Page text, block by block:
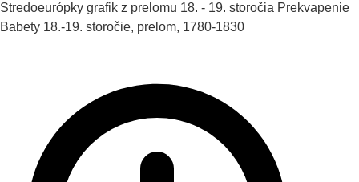
Stredoeurópky grafik z prelomu 18. - 19. storočia Prekvapenie
Babety 18.-19. storočie, prelom, 1780-1830